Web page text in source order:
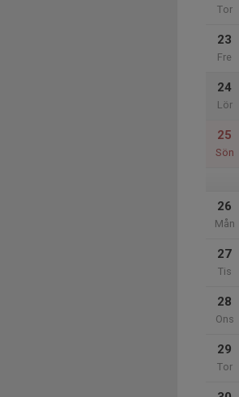
Tor
23
Fre
24
Lör
25
Sön
26
Mån
27
Tis
28
Ons
29
Tor